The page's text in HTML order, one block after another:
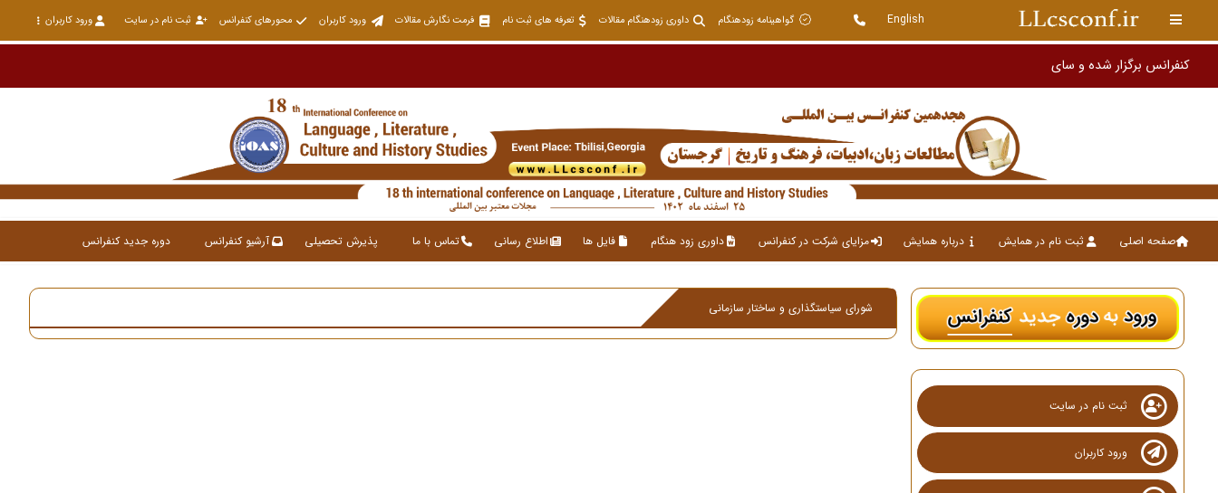
English گواهینامه زودهنگام داوری زودهنگام مقالات تعرفه های ثبت نام فرمت نگارش مقالات ورود کاربران محورهای کنفرانس ثبت نام در سایت ورود کاربران
صفحه اصلی ثبت نام در همایش درباره همایش مزایای شرکت در کنفرانس داوری زود هنگام فایل ها اطلاع رسانی تماس با ما پذیرش تحصیلی آرشیو کنفرانس دوره جدید کنفرانس
ثبت نام در سایت
ورود کاربران
شورای سیاستگذاری و ساختار سازمانی